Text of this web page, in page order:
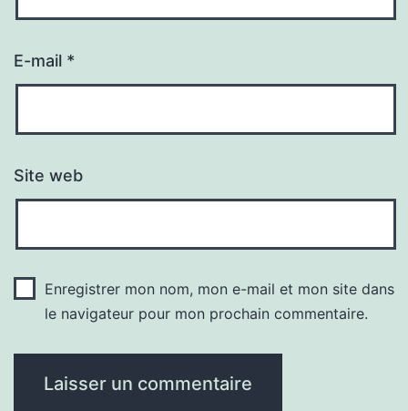
E-mail *
Site web
Enregistrer mon nom, mon e-mail et mon site dans
le navigateur pour mon prochain commentaire.